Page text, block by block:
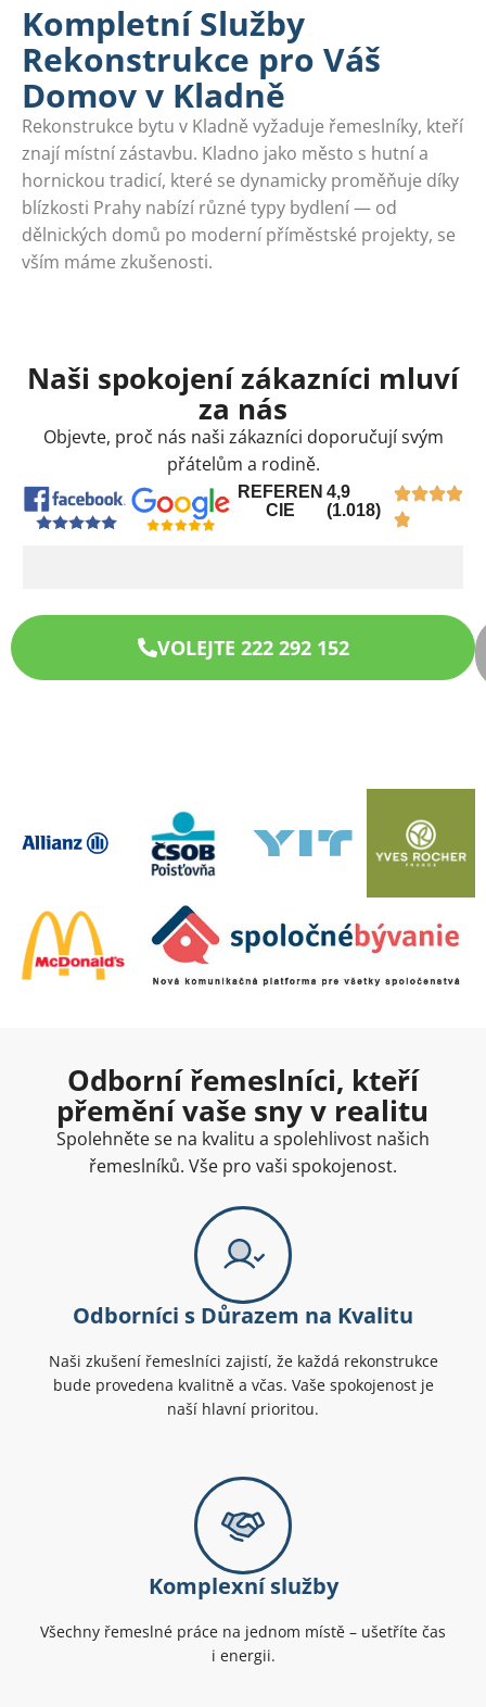
Kompletní Služby
Rekonstrukce pro Váš
Domov v Kladně
Rekonstrukce bytu v Kladně vyžaduje řemeslníky, kteří
znají místní zástavbu. Kladno jako město s hutní a
hornickou tradicí, které se dynamicky proměňuje díky
blízkosti Prahy nabízí různé typy bydlení — od
dělnických domů po moderní příměstské projekty, se
vším máme zkušenosti.
Naši spokojení zákazníci mluví
za nás
Objevte, proč nás naši zákazníci doporučují svým
přátelům a rodině.
REFEREN
CIE
4,9
(1.018)
VOLEJTE 222 292 152
Odborní řemeslníci, kteří
přemění vaše sny v realitu
Spolehněte se na kvalitu a spolehlivost našich
řemeslníků. Vše pro vaši spokojenost.
Odborníci s Důrazem na Kvalitu
Naši zkušení řemeslníci zajistí, že každá rekonstrukce
bude provedena kvalitně a včas. Vaše spokojenost je
naší hlavní prioritou.
Komplexní služby
Všechny řemeslné práce na jednom místě – ušetříte čas
i energii.